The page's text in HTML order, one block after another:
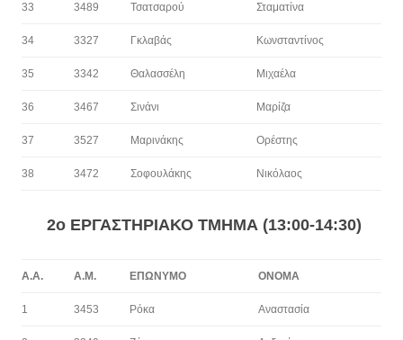
33 3489 Τσατσαρού Σταματίνα
34 3327 Γκλαβάς Κωνσταντίνος
35 3342 Θαλασσέλη Μιχαέλα
36 3467 Σινάνι Μαρίζα
37 3527 Μαρινάκης Ορέστης
38 3472 Σοφουλάκης Νικόλαος
2ο ΕΡΓΑΣΤΗΡΙΑΚΟ ΤΜΗΜΑ (13:00-14:30)
Α.Α. Α.Μ. ΕΠΩΝΥΜΟ ΟΝΟΜΑ
1 3453 Ρόκα Αναστασία